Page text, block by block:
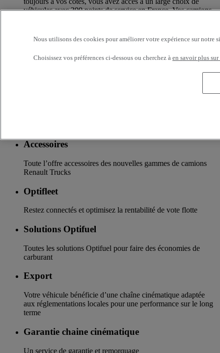
véhicules avec 300 points de service en France. Vos camions
de vos besoins.
Services additionnels
Accessoires
Toute l’offre accessoires des nouvelles gammes de camions
Renault Trucks
Optifleet
Restez connectés et optimisez la rentabilité de vote flotte
Solutions Optifuel
Toutes les solutions Optifuel pour faire des économies de
carburant
Export
Votre véhicule bénéficie d’une chaîne cinématique adaptée
aux réglementations locales pour une performance sur le long
terme
Garantie chaine cinématique
Un service de garantie et remorquage
Nous utilisons des cookies pour améliorer votre expérience sur notre
Choisissez vos préférences ci-dessous ou cherchez à en savoir plus